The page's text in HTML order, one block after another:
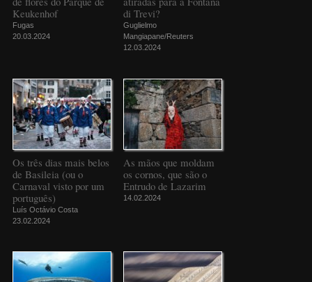
Keukenhof
Fugas
20.03.2024
di Trevi?
Guglielmo
Mangiapane/Reuters
12.03.2024
Os três dias mais belos
de Basileia (ou o
Carnaval visto por um
português)
Luís Octávio Costa
23.02.2024
As mãos que moldam
os cornos, que são o
Entrudo de Lazarim
14.02.2024